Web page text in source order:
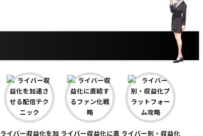
ライバー収益化を加 ライバー収益化に直 ライバー別・収益化